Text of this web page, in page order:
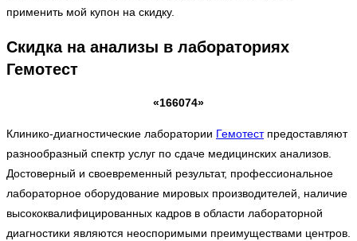
применить мой купон на скидку.
Скидка на анализы в лабораториях
Гемотест
«166074»
Клинико-диагностические лаборатории Гемотестпредоставляют
разнообразный спектр услуг по сдаче медицинских анализов.
Достоверный и своевременный результат, профессиональное
лабораторное оборудование мировых производителей, наличие
высококвалифицированных кадров в области лабораторной
диагностики являются неоспоримыми преимуществами центров.